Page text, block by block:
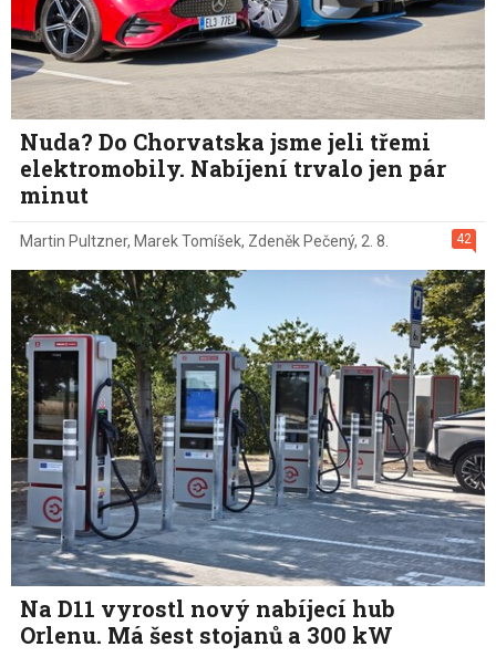
Nuda? Do Chorvatska jsme jeli třemi
elektromobily. Nabíjení trvalo jen pár
minut
42
Martin Pultzner, Marek Tomíšek, Zdeněk Pečený, 2. 8.
Na D11 vyrostl nový nabíjecí hub
Orlenu. Má šest stojanů a 300 kW